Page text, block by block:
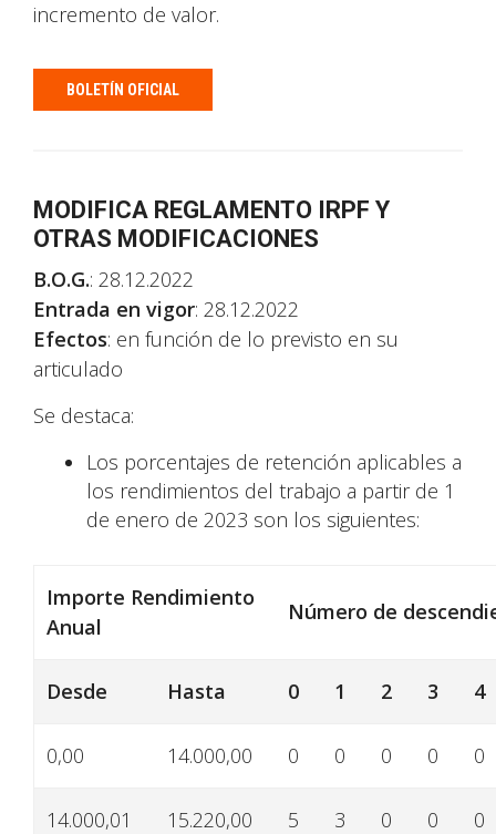
incremento de valor.
BOLETÍN OFICIAL
MODIFICA REGLAMENTO IRPF Y
OTRAS MODIFICACIONES
B.O.G.: 28.12.2022
Entrada en vigor: 28.12.2022
Efectos: en función de lo previsto en su
articulado
Se destaca:
Los porcentajes de retención aplicables a
los rendimientos del trabajo a partir de 1
de enero de 2023 son los siguientes:
Importe Rendimiento
Anual
Número de
Desde Hasta 0 1 2 3 4
0,00 14.000,00 0 0 0 0 0
14.000,01 15.220,00 5 3 0 0 0